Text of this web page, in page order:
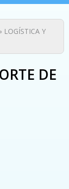
LOGÍSTICA Y
DE